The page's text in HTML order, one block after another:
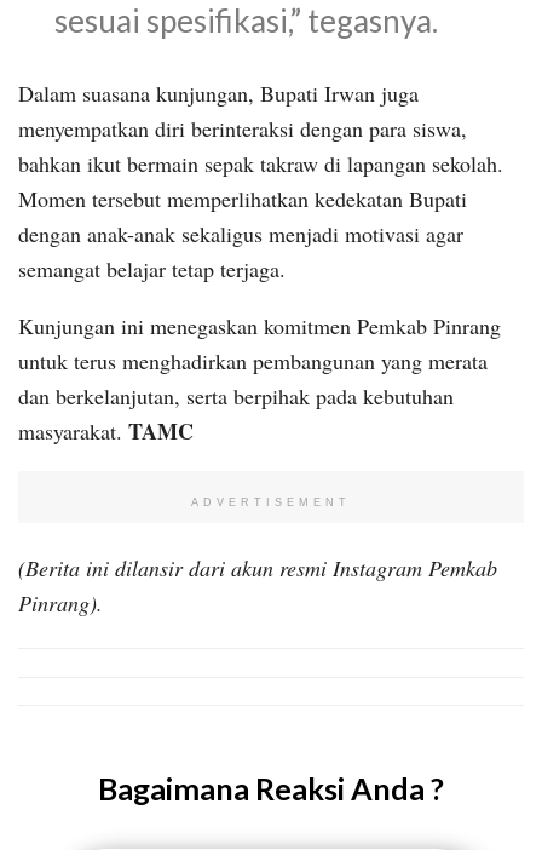
sesuai spesifikasi,” tegasnya.
Dalam suasana kunjungan, Bupati Irwan juga
menyempatkan diri berinteraksi dengan para siswa,
bahkan ikut bermain sepak takraw di lapangan sekolah.
Momen tersebut memperlihatkan kedekatan Bupati
dengan anak-anak sekaligus menjadi motivasi agar
semangat belajar tetap terjaga.
Kunjungan ini menegaskan komitmen Pemkab Pinrang
untuk terus menghadirkan pembangunan yang merata
dan berkelanjutan, serta berpihak pada kebutuhan
masyarakat. TAMC
ADVERTISEMENT
(Berita ini dilansir dari akun resmi Instagram Pemkab
Pinrang).
Bagaimana Reaksi Anda ?